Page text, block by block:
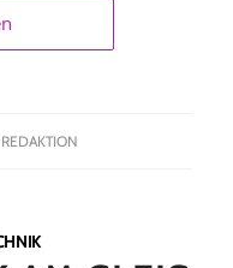
REDAKTION